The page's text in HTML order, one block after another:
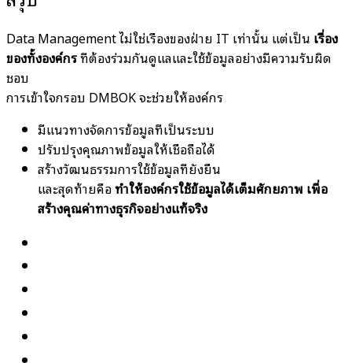
Data Management ไม่ใช่เรื่องของฝ่าย IT เท่านั้น แต่เป็น เรื่อง
ของทั้งองค์กรที่ต้องร่วมกันดูแลและใช้ข้อมูลอย่างมีความรับผิด
ชอบ
การเข้าใจกรอบ DMBOK จะช่วยให้องค์กร
มีแนวทางจัดการข้อมูลที่เป็นระบบ
ปรับปรุงคุณภาพข้อมูลให้เชื่อถือได้
สร้างวัฒนธรรมการใช้ข้อมูลที่ยั่งยืน
และสุดท้ายคือทำให้องค์กรใช้ข้อมูลได้เต็มศักยภาพ เพื่อ
สร้างคุณค่าทางธุรกิจอย่างแท้จริง